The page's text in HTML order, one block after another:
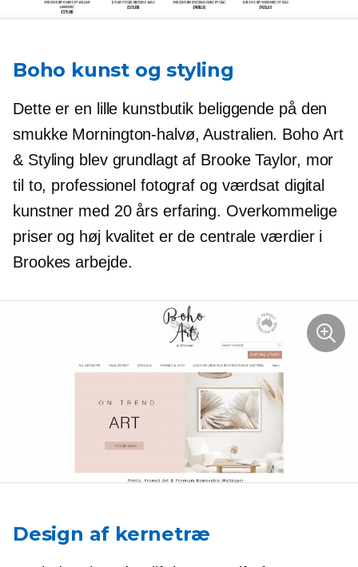
Boho kunst og styling
Dette er en lille kunstbutik beliggende på den
smukke Mornington-halvø, Australien. Boho Art
& Styling blev grundlagt af Brooke Taylor, mor
til to, professionel fotograf og værdsat digital
kunstner med 20 års erfaring. Overkommelige
priser og høj kvalitet er de centrale værdier i
Brookes arbejde.
Design af kernetræ